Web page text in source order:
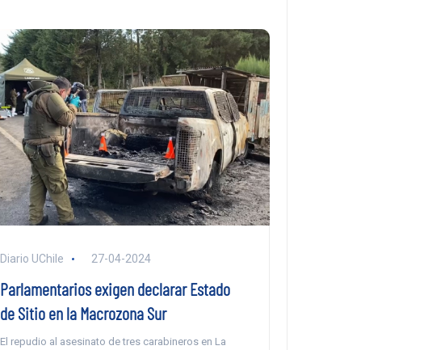
Diario UChile 27-04-2024
Parlamentarios exigen declarar Estado
de Sitio en la Macrozona Sur
El repudio al asesinato de tres carabineros en La